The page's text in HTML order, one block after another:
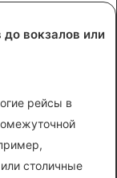
вокзалов или
рейсы в
столичные